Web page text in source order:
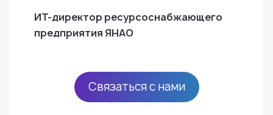
ИТ-директор ресурсоснабжающего
предприятия ЯНАО
Связаться с нами